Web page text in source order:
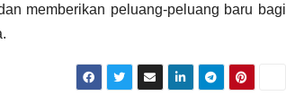
memberikan peluang-peluang baru bagi